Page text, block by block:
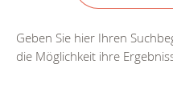
Geben Sie hier Ihren
die Möglichkeit ihre